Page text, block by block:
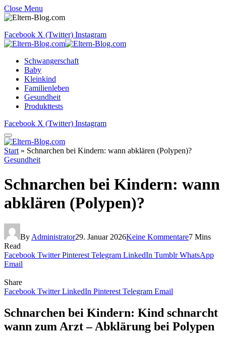
Close Menu
Facebook X (Twitter) Instagram
Schwangerschaft
Baby
Kleinkind
Familienleben
Gesundheit
Produkttests
Facebook X (Twitter) Instagram
Start » Schnarchen bei Kindern: wann abklären (Polypen)?
Gesundheit
Schnarchen bei Kindern: wann
abklären (Polypen)?
By Administrator29. Januar 2026Keine Kommentare7 Mins
Read
Facebook Twitter Pinterest Telegram LinkedIn Tumblr WhatsApp
Email
Share
Facebook Twitter LinkedIn Pinterest Telegram Email
Schnarchen bei Kindern: Kind schnarcht
wann zum Arzt – Abklärung bei Polypen